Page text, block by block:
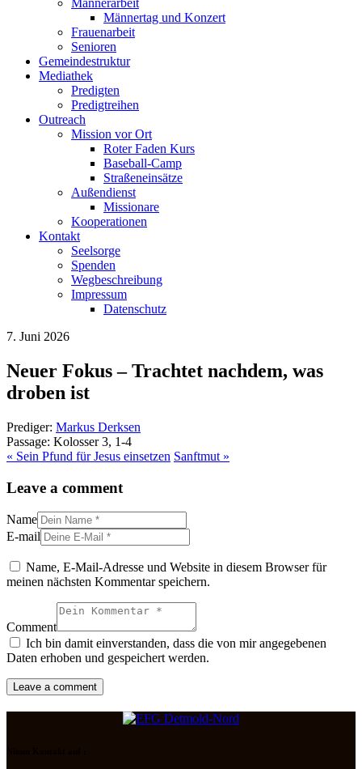
Männerarbeit
Männertag und Konzert
Frauenarbeit
Senioren
Gemeindestruktur
Mediathek
Predigten
Predigtreihen
Outreach
Mission vor Ort
Roter Faden Kurs
Baseball-Camp
Straßeneinsätze
Außendienst
Missionare
Kooperationen
Kontakt
Seelsorge
Spenden
Wegbeschreibung
Impressum
Datenschutz
7. Juni 2026
Neuer Fokus – Trachtet nachdem, was
droben ist
Prediger: Markus Derksen
Passage: Kolosser 3, 1-4
« Sein Pfund für Jesus einsetzen Sanftmut »
Leave a comment
Name
E-mail
Name, E-Mail-Adresse und Website in diesem Browser für
meinen nächsten Kommentar speichern.
Comment
Ich bin damit einverstanden, dass die von mir angegebenen
Daten erhoben und gespeichert werden.